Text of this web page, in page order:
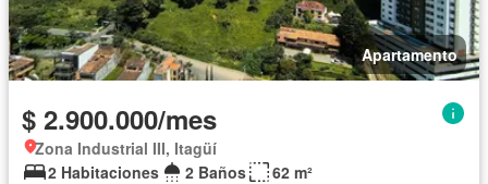
Apartamento
$ 2.900.000/mes
Zona Industrial III, Itagüí
2 Habitaciones
2 Baños
62 m²